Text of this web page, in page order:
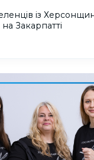
із
Закарпатті